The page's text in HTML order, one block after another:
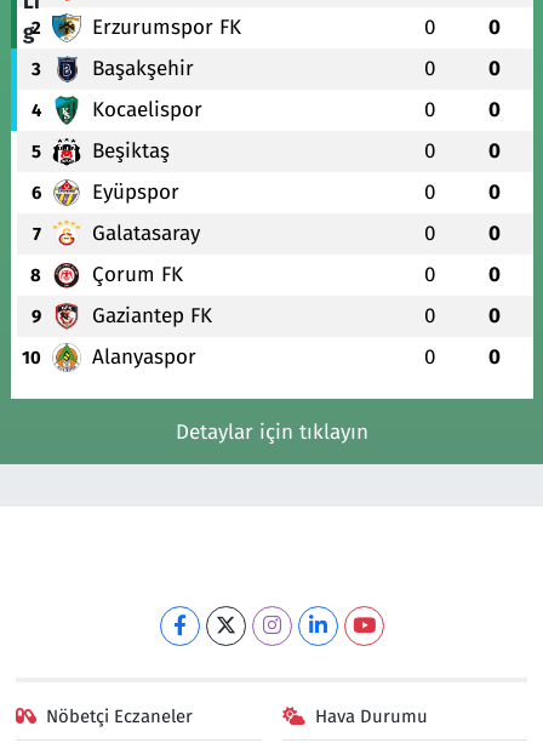
2 Erzurumspor FK 0 0
3 Başakşehir 0 0
4 Kocaelispor 0 0
5 Beşiktaş 0 0
6 Eyüpspor 0 0
7 Galatasaray 0 0
8 Çorum FK 0 0
9 Gaziantep FK 0 0
10 Alanyaspor 0 0
Detaylar için tıklayın
Nöbetçi Eczaneler Hava Durumu